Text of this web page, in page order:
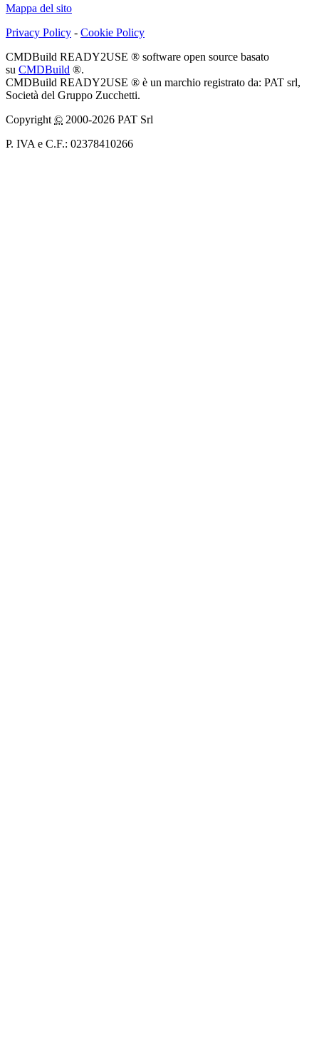
Mappa del sito
Privacy Policy - Cookie Policy
CMDBuild READY2USE ® software open source basato
su CMDBuild ®.
CMDBuild READY2USE ® è un marchio registrato da: PAT srl,
Società del Gruppo Zucchetti.
Copyright © 2000-2026 PAT Srl
P. IVA e C.F.: 02378410266